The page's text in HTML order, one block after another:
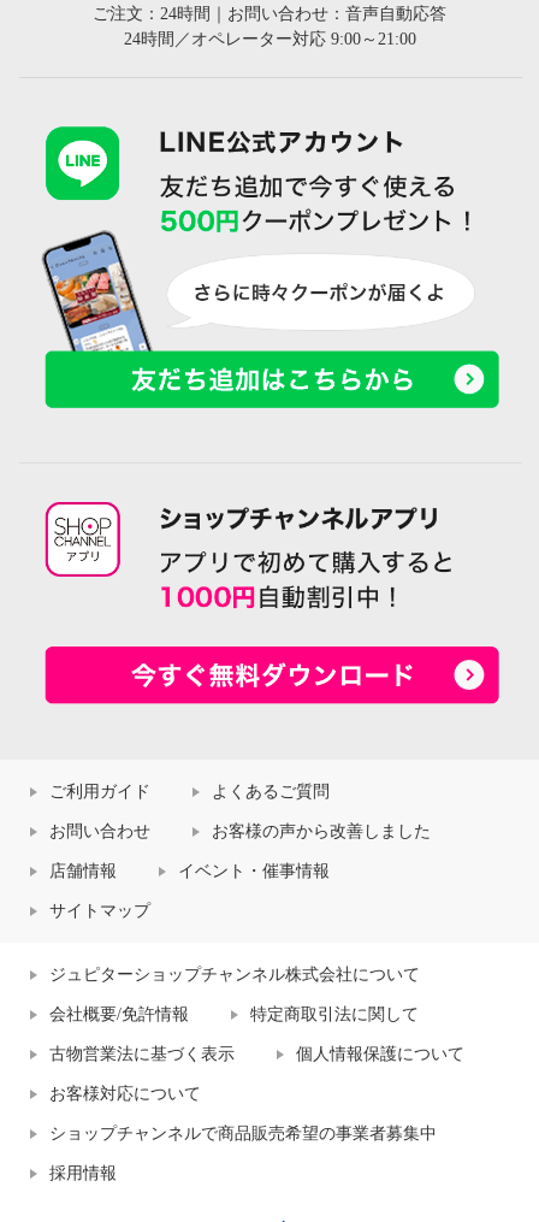
ご注文：24時間｜お問い合わせ：音声自動応答
24時間／オペレーター対応 9:00～21:00
ご利用ガイド よくあるご質問
お問い合わせ お客様の声から改善しました
店舗情報 イベント・催事情報
サイトマップ
ジュピターショップチャンネル株式会社について
会社概要/免許情報 特定商取引法に関して
古物営業法に基づく表示 個人情報保護について
お客様対応について
ショップチャンネルで商品販売希望の事業者募集中
採用情報